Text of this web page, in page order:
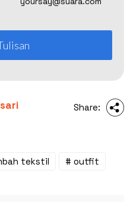
Share:
tekstil
# outfit